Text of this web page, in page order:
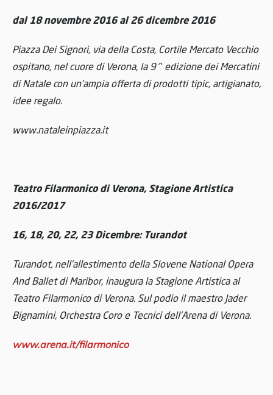
dal 18 novembre 2016 al 26 dicembre 2016
Piazza Dei Signori, via della Costa, Cortile Mercato Vecchio
ospitano, nel cuore di Verona, la 9^ edizione dei Mercatini
di Natale con un’ampia offerta di prodotti tipic, artigianato,
idee regalo.
www.nataleinpiazza.it
Teatro Filarmonico di Verona, Stagione Artistica
2016/2017
16, 18, 20, 22, 23 Dicembre: Turandot
Turandot, nell’allestimento della Slovene National Opera
And Ballet di Maribor, inaugura la Stagione Artistica al
Teatro Filarmonico di Verona. Sul podio il maestro Jader
Bignamini, Orchestra Coro e Tecnici dell’Arena di Verona.
www.arena.it/filarmonico